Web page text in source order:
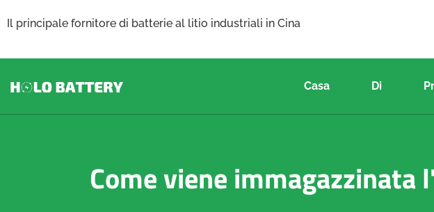
Il principale fornitore di batterie al litio industriali in Cina
Casa Di
Come viene